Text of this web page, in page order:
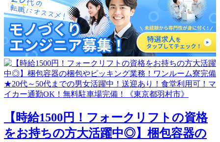
【時給1500円！フォークリフトの資格
をお持ちの方大活躍中◎】梱包容器の